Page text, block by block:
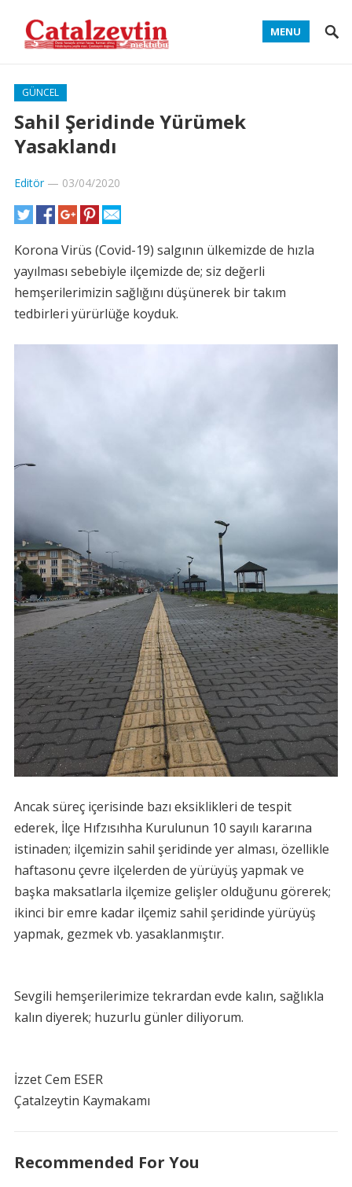
MENU
GÜNCEL
Sahil Şeridinde Yürümek
Yasaklandı
Editör— 03/04/2020
Korona Virüs (Covid-19) salgının ülkemizde de hızla
yayılması sebebiyle ilçemizde de; siz değerli
hemşerilerimizin sağlığını düşünerek bir takım
tedbirleri yürürlüğe koyduk.
Ancak süreç içerisinde bazı eksiklikleri de tespit
ederek, İlçe Hıfzısıhha Kurulunun 10 sayılı kararına
istinaden; ilçemizin sahil şeridinde yer alması, özellikle
haftasonu çevre ilçelerden de yürüyüş yapmak ve
başka maksatlarla ilçemize gelişler olduğunu görerek;
ikinci bir emre kadar ilçemiz sahil şeridinde yürüyüş
yapmak, gezmek vb. yasaklanmıştır.
Sevgili hemşerilerimize tekrardan evde kalın, sağlıkla
kalın diyerek; huzurlu günler diliyorum.
İzzet Cem ESER
Çatalzeytin Kaymakamı
Recommended For You